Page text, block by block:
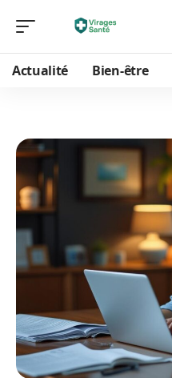
Actualité Bien-être